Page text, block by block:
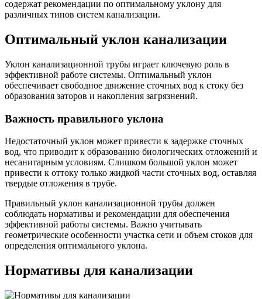
содержат рекомендации по оптимальному уклону для
различных типов систем канализации.
Оптимальный уклон канализации
Уклон канализационной трубы играет ключевую роль в
эффективной работе системы. Оптимальный уклон
обеспечивает свободное движение сточных вод к стоку без
образования заторов и накопления загрязнений.
Важность правильного уклона
Недостаточный уклон может привести к задержке сточных
вод, что приводит к образованию биологических отложений и
несанитарным условиям. Слишком большой уклон может
привести к оттоку только жидкой части сточных вод, оставляя
твердые отложения в трубе.
Правильный уклон канализационной трубы должен
соблюдать нормативы и рекомендации для обеспечения
эффективной работы системы. Важно учитывать
геометрические особенности участка сети и объем стоков для
определения оптимального уклона.
Нормативы для канализации